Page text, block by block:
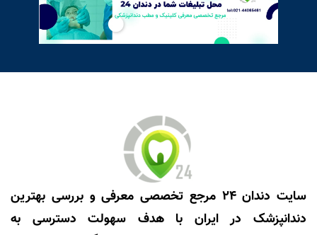
سایت دندان 24 مرجع تخصصی معرفی و بررسی بهترین
دندانپزشک در ایران با هدف سهولت دسترسی به